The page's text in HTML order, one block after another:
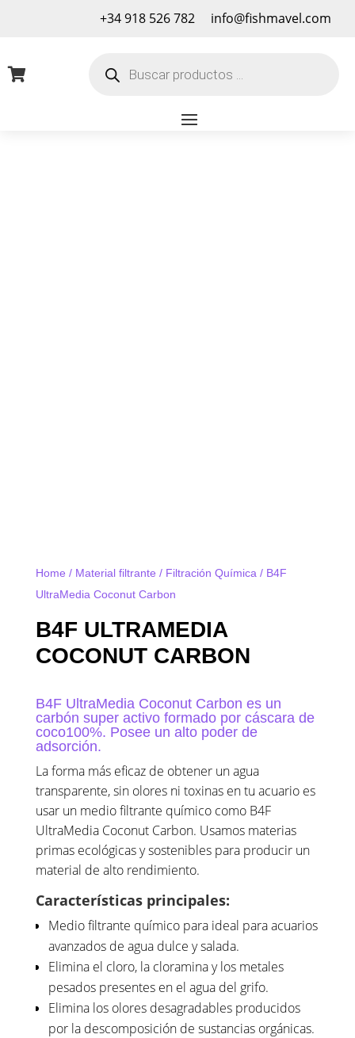
+34 918 526 782 info@fishmavel.com

productos
Home / Material filtrante / Filtración Química / B4F
UltraMedia Coconut Carbon
B4F ULTRAMEDIA
COCONUT CARBON
B4F UltraMedia Coconut Carbon es un
carbón super activo formado por cáscara de
coco100%. Posee un alto poder de
adsorción.
La forma más eficaz de obtener un agua
transparente, sin olores ni toxinas en tu acuario es
usar un medio filtrante químico como B4F
UltraMedia Coconut Carbon. Usamos materias
primas ecológicas y sostenibles para producir un
material de alto rendimiento.
Características principales:
Medio filtrante químico para ideal para acuarios
avanzados de agua dulce y salada.
Elimina el cloro, la cloramina y los metales
pesados presentes en el agua del grifo.
Elimina los olores desagradables producidos
por la descomposición de sustancias orgánicas.